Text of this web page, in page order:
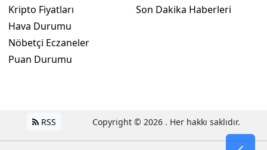
Kripto Fiyatları
Hava Durumu
Nöbetçi Eczaneler
Puan Durumu
Son Dakika Haberleri
RSS Copyright © 2026 . Her hakkı saklıdır.